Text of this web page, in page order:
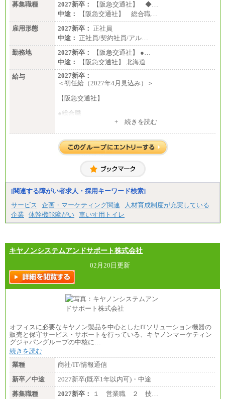
募集職種
2027新卒：
【阪急交通社】 ◆…
中途：
【阪急交通社】 総合職…
雇用形態
2027新卒： 正社員
中途： 正社員/契約社員/アル…
勤務地
2027新卒：
【阪急交通社】 ●…
中途：
【阪急交通社】 北海道…
給与
2027新卒：
＜初任給（2027年4月見込み）＞
【阪急交通社】
●総合職
(※3)、239,000円(※4)、237,000円（※5）
・専門・短大卒
(※3)、218,500円(※4)、216,500円（※5）
※1…東京都、埼玉県、千葉県、神奈川県
※2…大阪府、京都府、兵庫県、滋賀県
※3…愛知県、静岡県
※4…北海道、宮城県、栃木県、群馬県、長野県、新
潟県、富山県、石川県、岡山県、広島県、山口県、
香川県、福岡県
県、福島県、山形県
・月給には一律地域手当を含んだ金額を表示
（一律地域手当：※1…36,000円、※2…33,000円、
※3…28,000円、※4…25,000円、※5…23,000円）
・試用期間中も給与変更なし
●基幹職（地域限定社員）
・大学・院卒／月給185,000 円～219,000 円 ※勤務地
により異なる。
〈大阪・兵庫〉209,000 円
〈愛知〉194,500 円 〈福岡〉1
85,000 円
地により異なる。
〈東京・神奈川〉210,000 円
〈大阪・兵庫〉200,000 円
〈愛知〉194,500 円 〈福
岡〉185,000円
+ 続きを読む
[関連する障がい者求人・採用キーワード検索]
サービス
企画・マーケティング関連
人材育成制度が充実している
企業
体幹機能障がい 車いす用トイレ
キヤノンシステムアンドサポート株式会社
02月20日更新
オフィスに必要なキヤノン製品を中心としたITソリューション機器の
販売と保守サービス・サポートを行っている、キヤノンマーケティン
グジャパングループの中核に…
続きを読む
業種
商社/IT/情報通信
新卒／中途
2027新卒(既卒1年以内可)・中途
募集職種
2027新卒：
１ 営業職 ２ 技…